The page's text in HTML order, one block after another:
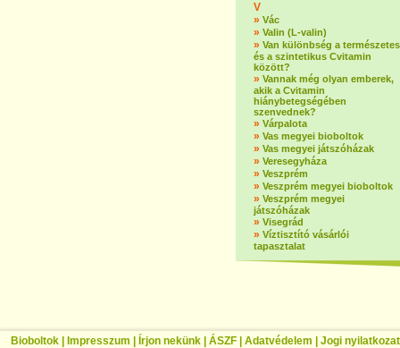
V
» Vác
» Valin (L-valin)
» Van különbség a természetes
és a szintetikus Cvitamin
között?
» Vannak még olyan emberek,
akik a Cvitamin
hiánybetegségében
szenvednek?
» Várpalota
» Vas megyei bioboltok
» Vas megyei játszóházak
» Veresegyháza
» Veszprém
» Veszprém megyei bioboltok
» Veszprém megyei
játszóházak
» Visegrád
» Víztisztító vásárlói
tapasztalat
Bioboltok Impresszum Írjon nekünk ÁSZF Adatvédelem Jogi nyilatkozat